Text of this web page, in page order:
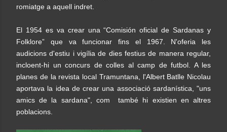
romiatge a aquell indret.
El 1954 es va crear una “Comisión oficial de Sardanas y
Folklore” que va funcionar fins el 1967. N'oferia les
audicions d'estiu i vigília de dies festius de manera regular,
incloent-hi un concurs de colles al camp de futbol. A les
planes de la revista local Tramuntana, l'Albert Batlle Nicolau
aportava la idea de crear una associació sardanística, "uns
amics de la sardana", com també hi existien en altres
poblacions.